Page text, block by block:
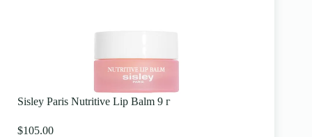
Sisley Paris Nutritive Lip Balm 9 г
$105.00